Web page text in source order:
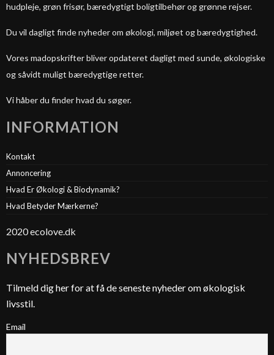
hudpleje, grøn frisør, bæredygtigt boligtilbehør og grønne rejser.
Du vil dagligt finde nyheder om økologi, miljøet og bæredygtighed.
Vores madopskrifter bliver opdateret dagligt med sunde, økologiske
og såvidt muligt bæredygtige retter.
Vi håber du finder hvad du søger.
INFORMATION
Kontakt
Annoncering
Hvad Er Økologi & Biodynamik?
Hvad Betyder Mærkerne?
2020 ecolove.dk
NYHEDSBREV
Tilmeld dig her for at få de seneste nyheder om økologisk
livsstil.
Email